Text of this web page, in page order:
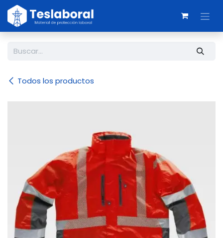
Ir al contenido
Todos los productos